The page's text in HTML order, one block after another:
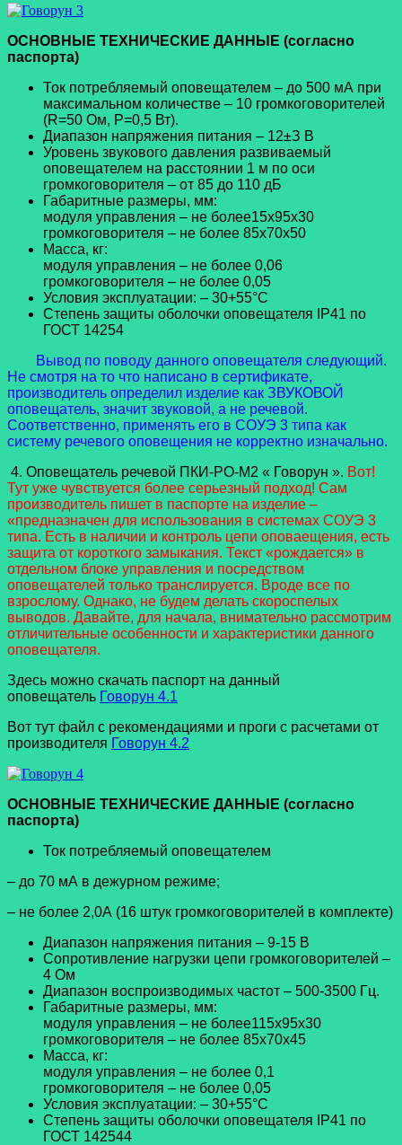
ОСНОВНЫЕ ТЕХНИЧЕСКИЕ ДАННЫЕ (согласно
паспорта)
Ток потребляемый оповещателем – до 500 мА при
максимальном количестве – 10 громкоговорителей
(R=50 Ом, Р=0,5 Вт).
Диапазон напряжения питания – 12±З В
Уровень звукового давления развиваемый
оповещателем на расстоянии 1 м по оси
громкоговорителя – от 85 до 110 дБ
Габаритные размеры, мм:
модуля управления – не более15x95x30
громкоговорителя – не более 85x70x50
Масса, кг:
модуля управления – не более 0,06
громкоговорителя – не более 0,05
Условия эксплуатации: – 30+55°С
Степень защиты оболочки оповещателя IP41 по
ГОСТ 14254
Вывод по поводу данного оповещателя следующий.
Не смотря на то что написано в сертификате,
производитель определил изделие как ЗВУКОВОЙ
оповещатель, значит звуковой, а не речевой.
Соответственно, применять его в СОУЭ 3 типа как
систему речевого оповещения не корректно изначально.
4. Оповещатель речевой ПКИ-РО-М2 « Говорун ». Вот!
Тут уже чувствуется более серьезный подход! Сам
производитель пишет в паспорте на изделие –
«предназначен для использования в системах СОУЭ 3
типа. Есть в наличии и контроль цепи оповаещения, есть
защита от короткого замыкания. Текст «рождается» в
отдельном блоке управления и посредством
оповещателей только транслируется. Вроде все по
взрослому. Однако, не будем делать скороспелых
выводов. Давайте, для начала, внимательно рассмотрим
отличительные особенности и характеристики данного
оповещателя.
Здесь можно скачать паспорт на данный
оповещатель Говорун 4.1
Вот тут файл с рекомендациями и проги с расчетами от
производителя Говорун 4.2
ОСНОВНЫЕ ТЕХНИЧЕСКИЕ ДАННЫЕ (согласно
паспорта)
Ток потребляемый оповещателем
– до 70 мА в дежурном режиме;
– не более 2,0А (16 штук громкоговорителей в комплекте)
Диапазон напряжения питания – 9-15 В
Сопротивление нагрузки цепи громкоговорителей –
4 Ом
Диапазон воспроизводимых частот – 500-3500 Гц.
Габаритные размеры, мм:
модуля управления – не более115х95х30
громкоговорителя – не более 85x70x45
Масса, кг:
модуля управления – не более 0,1
громкоговорителя – не более 0,05
Условия эксплуатации: – 30+55°С
Степень защиты оболочки оповещателя IP41 по
ГОСТ 142544